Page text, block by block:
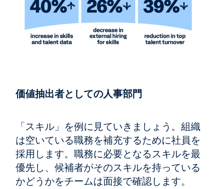
価値抽出者としての人事部門
「スキル」を例に見ていきましょう。組織
は空いている職務を補充するために社員を
採用します。職務に必要となるスキルを最
優先し、候補者がそのスキルを持っている
かどうかをチームは面接で確認します。